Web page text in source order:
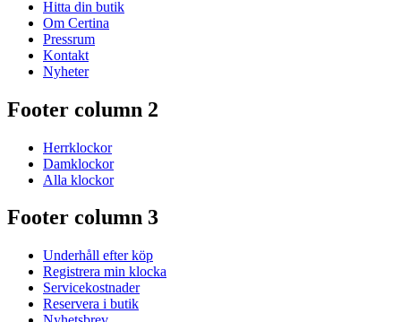
Hitta din butik
Om Certina
Pressrum
Kontakt
Nyheter
Footer column 2
Herrklockor
Damklockor
Alla klockor
Footer column 3
Underhåll efter köp
Registrera min klocka
Servicekostnader
Reservera i butik